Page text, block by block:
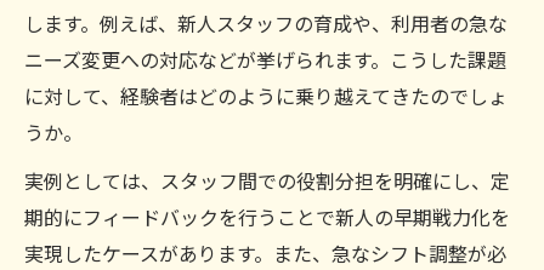
円滑化術
悩みを乗り越えたサービス提供責任者の実
践的アドバイス
に役立つ理由
日々の負担を減らすサービス提供責任者の
知恵と工夫
します。例えば、新人スタッフの育成や、利用者の急な
ニーズ変更への対応などが挙げられます。こうした課題
に対して、経験者はどのように乗り越えてきたのでしょ
うか。
実例としては、スタッフ間での役割分担を明確にし、定
期的にフィードバックを行うことで新人の早期戦力化を
実現したケースがあります。また、急なシフト調整が必